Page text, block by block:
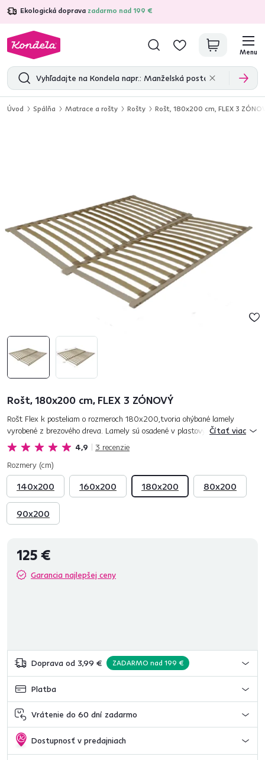
Ekologická doprava zadarmo nad 199 €
4,7 31 375overených produktových recenzií
Menu
Úvod Spálňa Matrace a rošty Rošty Rošt, 180x200 cm, FLEX 3
Rošt, 180x200 cm, FLEX 3 ZÓNOVÝ
4,9 3 recenzie
Rošt Flex k posteliam o rozmeroch 180x200,tvoria ohýbané lamely
vyrobené z brezového dreva. Lamely sú osadené v plastových púzdrach na
ráme roštu. Ideálne sa prispôsobuje tvaru a hmotnosti tela čo...
Čítať viac
Rozmery (cm)
140x200 160x200 180x200 80x200
90x200
125 €
Garancia najlepšej ceny
Doprava od 3,99 € ZADARMO nad 199 €
Platba
Vrátenie do 60 dní zadarmo
Dostupnosť v predajniach